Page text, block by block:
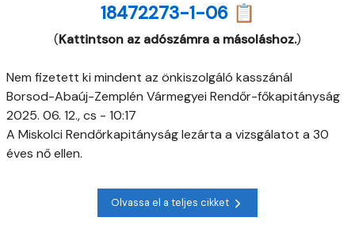
18472273-1-06 📋
(Kattintson az adószámra a másoláshoz.)
Nem fizetett ki mindent az önkiszolgáló kasszánál
Borsod-Abaúj-Zemplén Vármegyei Rendőr-főkapitányság
2025. 06. 12., cs - 10:17
A Miskolci Rendőrkapitányság lezárta a vizsgálatot a 30
éves nő ellen.
Olvassa el a teljes cikket